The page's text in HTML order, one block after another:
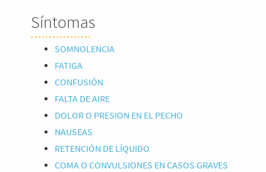
Síntomas
SOMNOLENCIA
FATIGA
CONFUSIÓN
FALTA DE AIRE
DOLOR O PRESION EN EL PECHO
NAUSEAS
RETENCIÓN DE LÍQUIDO
COMA O CONVULSIONES EN CASOS GRAVES